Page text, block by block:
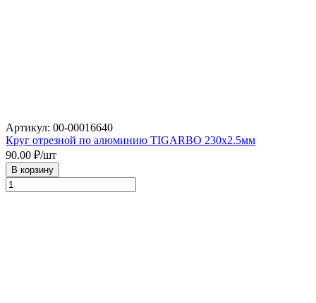
Артикул: 00-00016640
Круг отрезной по алюминию TIGARBO 230х2.5мм
90.00 ₽/шт
В корзину